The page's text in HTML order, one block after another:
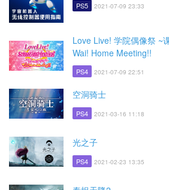
PS5 2021-07-09 23:33
Love Live! 学院偶像祭 ~
Wai! Home Meeting!!
PS4 2021-07-09 22:51
空洞骑士
PS4 2021-03-16 11:18
光之子
PS4 2021-02-23 13:35